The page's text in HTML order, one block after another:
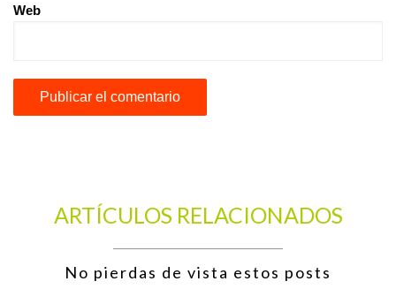
Web
ARTÍCULOS RELACIONADOS
No pierdas de vista estos posts